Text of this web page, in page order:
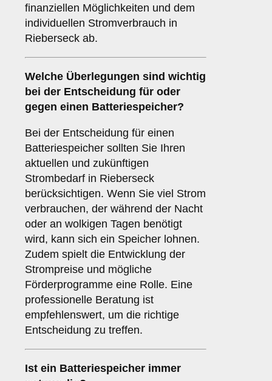
finanziellen Möglichkeiten und dem
individuellen Stromverbrauch in
Rieberseck ab.
Welche Überlegungen sind wichtig
bei der Entscheidung für oder
gegen einen Batteriespeicher?
Bei der Entscheidung für einen
Batteriespeicher sollten Sie Ihren
aktuellen und zukünftigen
Strombedarf in Rieberseck
berücksichtigen. Wenn Sie viel Strom
verbrauchen, der während der Nacht
oder an wolkigen Tagen benötigt
wird, kann sich ein Speicher lohnen.
Zudem spielt die Entwicklung der
Strompreise und mögliche
Förderprogramme eine Rolle. Eine
professionelle Beratung ist
empfehlenswert, um die richtige
Entscheidung zu treffen.
Ist ein Batteriespeicher immer